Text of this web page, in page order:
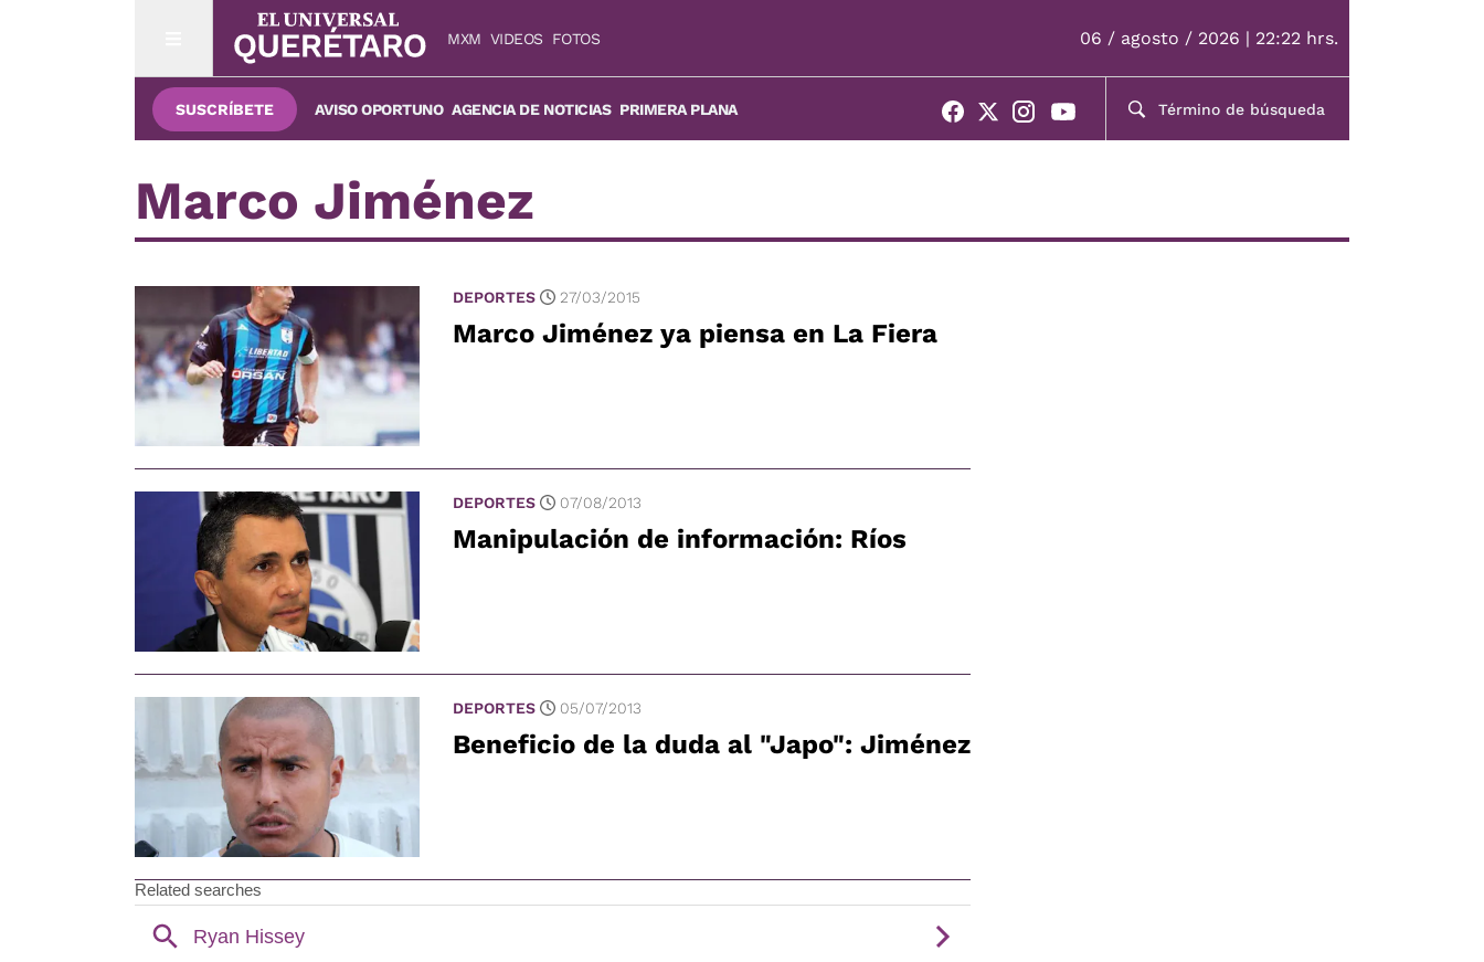
MXM VIDEOS FOTOS 06 / agosto / 2026 | 22:22 hrs.
SUSCRÍBETE AVISO OPORTUNO AGENCIA DE NOTICIAS PRIMERA PLANA
Marco Jiménez
DEPORTES 27/03/2015
Marco Jiménez ya piensa en La Fiera
DEPORTES 07/08/2013
Manipulación de información: Ríos
DEPORTES 05/07/2013
Beneficio de la duda al "Japo": Jiménez